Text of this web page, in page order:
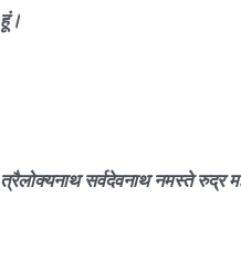
हूं।
त्रैलोक्यनाथ सर्वदेवनाथ नमस्ते